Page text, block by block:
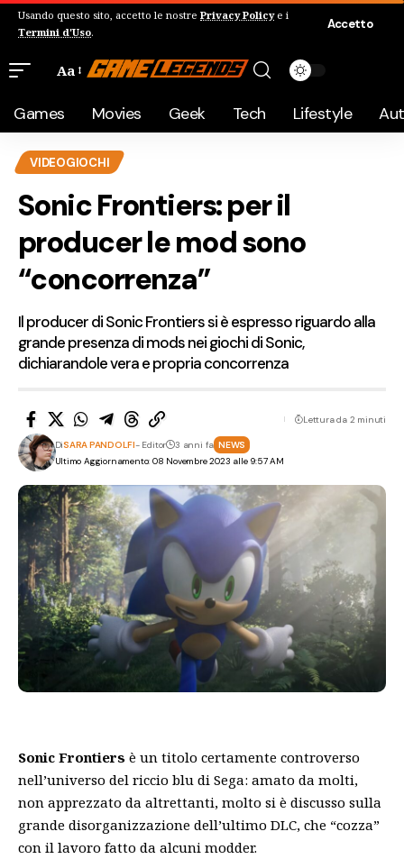
Usando questo sito, accetto le nostre Privacy Policye i
Termini d'Uso.
Accetto
Aa
Games Movies Geek Tech Lifestyle
VIDEOGIOCHI
Sonic Frontiers: per il
producer le mod sono
“concorrenza”
Il producer di Sonic Frontiers si è espresso riguardo alla
grande presenza di mods nei giochi di Sonic,
dichiarandole vera e propria concorrenza
Ultimo Aggiornamento: 08 Novembre 2023 alle 9:57 AM
DiSARA PANDOLFI- Editor 3 anni fa NEWS
Lettura da 2 minuti
Sonic Frontiers è un titolo certamente controverso
nell’universo del riccio blu di Sega: amato da molti,
non apprezzato da altrettanti, molto si è discusso sulla
grande disorganizzazione dell’ultimo DLC, che “cozza”
con il lavoro fatto da alcuni modder.